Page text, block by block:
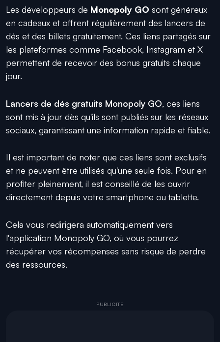
Les développeurs de Monopoly GO sont généreux
en cadeaux et offrent régulièrement des lancers de
dés et des billets gratuitement. Ces liens partagés sur
les plateformes comme Facebook, Instagram et X
permettent de recevoir des bonus gratuits chaque
jour.
Lancers de dés gratuits Monopoly GO, ces liens
sont mis à jour dès qu'ils sont publiés sur les réseaux
sociaux, garantissant une information rapide et fiable.
Il est important de noter que ces liens sont exclusifs
et ne peuvent être utilisés qu'une seule fois. Pour en
profiter pleinement, il est conseillé de les ouvrir
directement depuis votre smartphone ou tablette.
Cela vous redirigera automatiquement vers
l'application Monopoly GO, où vous pourrez
récupérer vos récompenses sans risque de perdre
des ressources.